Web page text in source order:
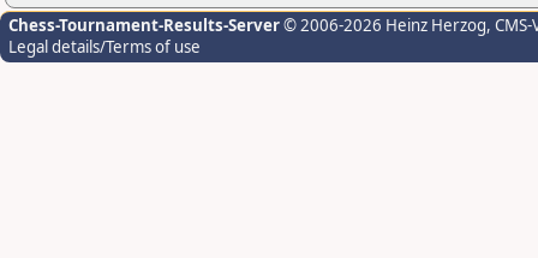
Chess-Tournament-Results-Server© 2006-2026 Heinz Herzog,
Legal details/Terms of use